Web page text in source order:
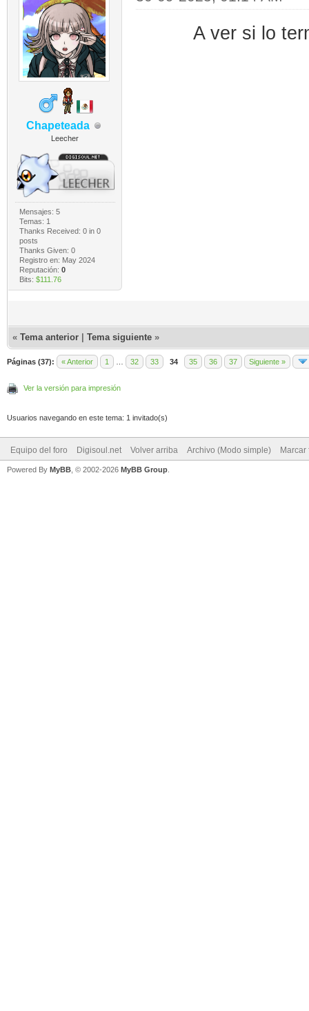
Chapeteada
Leecher
Mensajes: 5
Temas: 1
Thanks Received: 0in 0
posts
Thanks Given: 0
Registro en: May 2024
Reputación: 0
Bits: $111.76
A ver si lo
« Tema anterior Tema siguiente »
Páginas (37): « Anterior 1 32 33 34 35 36 37 Siguiente »
Ver la versión para impresión
Usuarios navegando en este tema: 1 invitado(s)
Equipo del foro Digisoul.net Volver arriba Archivo (Modo simple) Marcar
Powered By MyBB , © 2002-2026 MyBB Group